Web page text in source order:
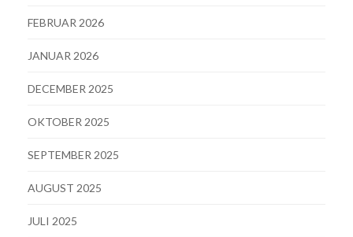
FEBRUAR 2026
JANUAR 2026
DECEMBER 2025
OKTOBER 2025
SEPTEMBER 2025
AUGUST 2025
JULI 2025